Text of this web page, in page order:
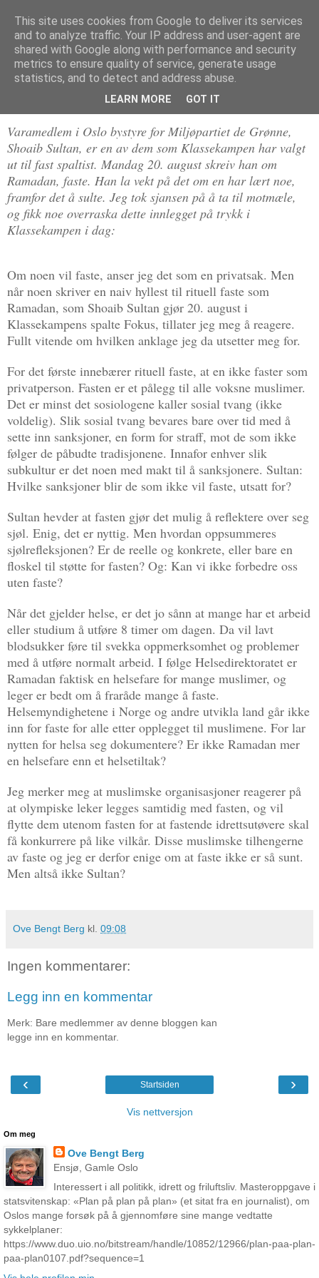
Politikus
onsdag 22. august 2012
Overflatisk om faste
Varamedlem i Oslo bystyre for Miljøpartiet de Grønne,
Shoaib Sultan, er en av dem som Klassekampen har valgt
ut til fast spaltist. Mandag 20. august skreiv han om
Ramadan, faste. Han la vekt på det om en har lært noe,
framfor det å sulte. Jeg tok sjansen på å ta til motmæle,
og fikk noe overraska dette innlegget på trykk i
Klassekampen i dag:
Om noen vil faste, anser jeg det som en privatsak. Men
når noen skriver en naiv hyllest til rituell faste som
Ramadan, som Shoaib Sultan gjør 20. august i
Klassekampens spalte Fokus, tillater jeg meg å reagere.
Fullt vitende om hvilken anklage jeg da utsetter meg for.
For det første innebærer rituell faste, at en ikke faster som
privatperson. Fasten er et pålegg til alle voksne muslimer.
Det er minst det sosiologene kaller sosial tvang (ikke
voldelig). Slik sosial tvang bevares bare over tid med å
sette inn sanksjoner, en form for straff, mot de som ikke
følger de påbudte tradisjonene. Innafor enhver slik
subkultur er det noen med makt til å sanksjonere. Sultan:
Hvilke sanksjoner blir de som ikke vil faste, utsatt for?
Sultan hevder at fasten gjør det mulig å reflektere over seg
sjøl. Enig, det er nyttig. Men hvordan oppsummeres
sjølrefleksjonen? Er de reelle og konkrete, eller bare en
floskel til støtte for fasten? Og: Kan vi ikke forbedre oss
uten faste?
Når det gjelder helse, er det jo sånn at mange har et arbeid
eller studium å utføre 8 timer om dagen. Da vil lavt
blodsukker føre til svekka oppmerksomhet og problemer
med å utføre normalt arbeid. I følge Helsedirektoratet er
Ramadan faktisk en helsefare for mange muslimer, og
leger er bedt om å fraråde mange å faste.
Helsemyndighetene i Norge og andre utvikla land går ikke
inn for faste for alle etter opplegget til muslimene. For lar
nytten for helsa seg dokumentere? Er ikke Ramadan mer
en helsefare enn et helsetiltak?
Jeg merker meg at muslimske organisasjoner reagerer på
at olympiske leker legges samtidig med fasten, og vil
flytte dem utenom fasten for at fastende idrettsutøvere skal
få konkurrere på like vilkår. Disse muslimske tilhengerne
av faste og jeg er derfor enige om at faste ikke er så sunt.
Men altså ikke Sultan?
Ove Bengt Berg kl. 09:08
Ingen kommentarer:
Legg inn en kommentar
Merk: Bare medlemmer av denne bloggen kan
legge inn en kommentar.
‹ ›
Startsiden
Vis nettversjon
Om meg
Ove Bengt Berg
Ensjø, Gamle Oslo
Interessert i all politikk, idrett og friluftsliv. Masteroppgave i
statsvitenskap: «Plan på plan på plan» (et sitat fra en journalist), om
Oslos mange forsøk på å gjennomføre sine mange vedtatte
sykkelplaner:
https://www.duo.uio.no/bitstream/handle/10852/12966/plan-paa-plan-
paa-plan0107.pdf?sequence=1
This site uses cookies from Google to deliver its services
and to analyze traffic. Your IP address and user-agent are
shared with Google along with performance and security
metrics to ensure quality of service, generate usage
statistics, and to detect and address abuse.
LEARN MORE GOT IT